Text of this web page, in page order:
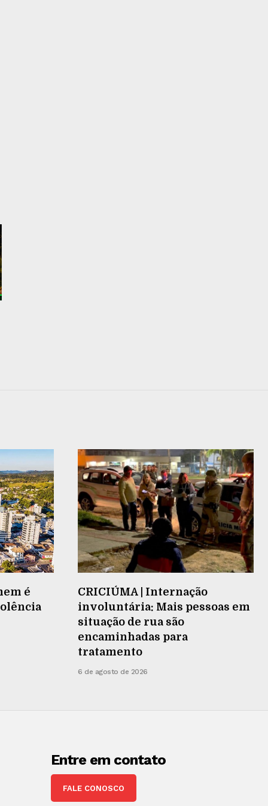
é
CRICIÚMA | Internação
involuntária: Mais pessoas em
situação de rua são
encaminhadas para
tratamento
6 de agosto de 2026
Entre em contato
FALE CONOSCO